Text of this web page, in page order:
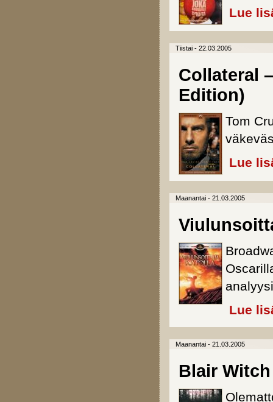
Lue
Tiistai - 22.03.2005
Collateral
Edition)
Tom
Lue
Maanantai - 21.03.2005
Lue
Maanantai - 21.03.2005
Blair